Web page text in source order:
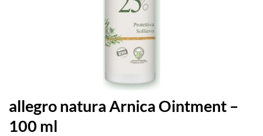
allegro natura Arnica Ointment –
100 ml